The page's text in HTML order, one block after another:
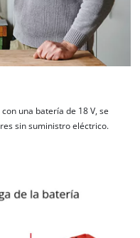
una batería de 18 V, se
sin suministro eléctrico.